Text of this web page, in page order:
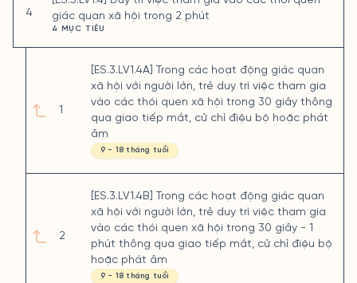
4
giác quan xã hội trong 2 phút
4 MỤC TIÊU
1
2
[ES.3.LV1.4A] Trong các hoạt động giác quan
xã hội với người lớn, trẻ duy trì việc tham gia
vào các thói quen xã hội trong 30 giây thông
qua giao tiếp mắt, cử chỉ điệu bộ hoặc phát
âm
9 - 18 tháng tuổi
[ES.3.LV1.4B] Trong các hoạt động giác quan
xã hội với người lớn, trẻ duy trì việc tham gia
vào các thói quen xã hội trong 30 giây - 1
phút thông qua giao tiếp mắt, cử chỉ điệu bộ
hoặc phát âm
9 - 18 tháng tuổi